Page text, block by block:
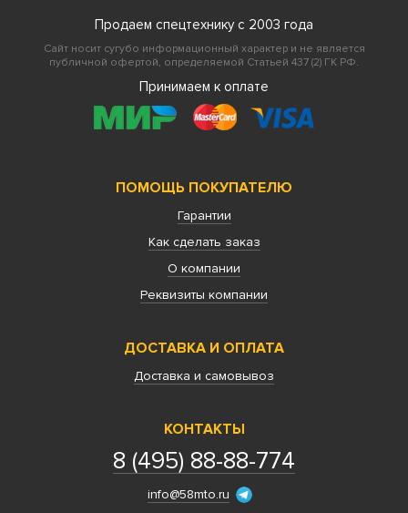
Продаем спецтехнику с 2003 года
Сайт носит сугубо информационный характер и не является
публичной офертой, определяемой Статьей 437 (2) ГК РФ.
Принимаем к оплате
ПОМОЩЬ ПОКУПАТЕЛЮ
Гарантии
Как сделать заказ
О компании
Реквизиты компании
ДОСТАВКА И ОПЛАТА
Доставка и самовывоз
КОНТАКТЫ
8 (495) 88-88-774
info@58mto.ru